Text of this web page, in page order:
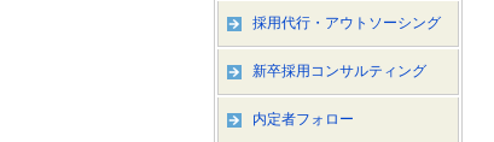
採用代行・アウトソーシング
新卒採用コンサルティング
内定者フォロー